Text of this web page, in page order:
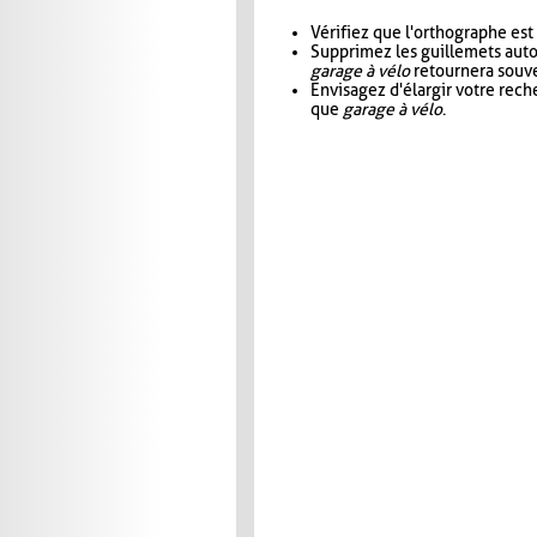
Vérifiez que l'orthographe
Supprimez les guillemets
garage à véloretournera
Envisagez d'élargir votre
que garage à vélo.